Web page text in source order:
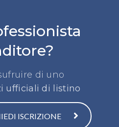
di uno
ufficiali di listino
ISCRIZIONE